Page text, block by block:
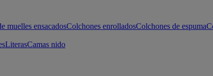
muelles ensacadosColchones enrolladosColchones de espuma
LiterasCamas nido